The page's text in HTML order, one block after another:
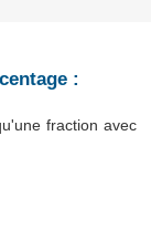
:
fraction avec